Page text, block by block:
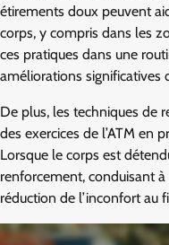
étirements doux peuvent
corps, y compris dans les
ces pratiques dans une
améliorations significatives
De plus, les techniques de
des exercices de l’ATM en
Lorsque le corps est
renforcement, conduisant
réduction de l’inconfort au